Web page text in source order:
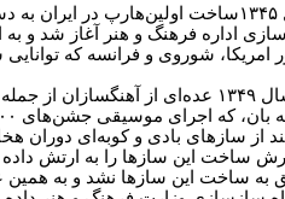
سال ۱۳۴۵ساخت اولین‌هارپ در
اداره فرهنگ و هنر آغاز شد و به
امریکا، شوروی و فرانسه که
در سال ۱۳۴۹ عده‌ای از آهنگسازان
از سازهای بادی و کوبه‌ای دوران
ساخت این سازها را به ارتش داده
به ساخت این سازها نشد و به